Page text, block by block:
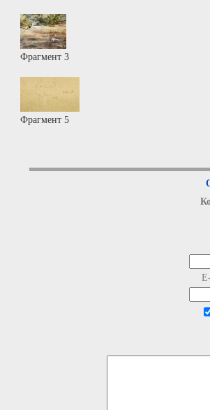
Фрагмент 3
Фрагмент 5